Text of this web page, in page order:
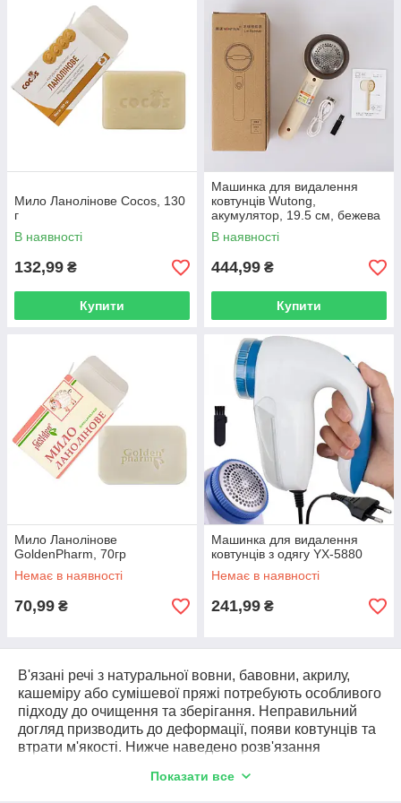
Мило Ланолінове Cocos, 130
г
В наявності
132,99 ₴
Купити
Машинка для видалення
ковтунців Wutong,
акумулятор, 19.5 см, бежева
В наявності
444,99 ₴
Купити
Мило Ланолінове
GoldenPharm, 70гр
Немає в наявності
70,99 ₴
Машинка для видалення
ковтунців з одягу YX-5880
Немає в наявності
241,99 ₴
В'язані речі з натуральної вовни, бавовни, акрилу,
кашеміру або сумішевої пряжі потребують особливого
підходу до очищення та зберігання. Неправильний
догляд призводить до деформації, появи ковтунців та
втрати м'якості. Нижче наведено розв'язання
Показати все